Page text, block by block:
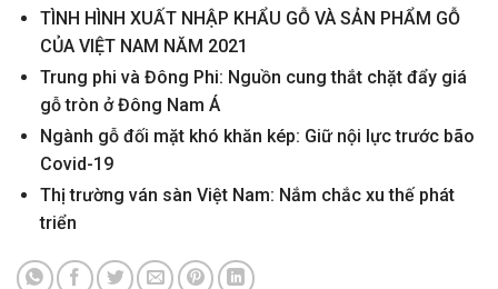
TÌNH HÌNH XUẤT NHẬP KHẨU GỖ VÀ SẢN PHẨM GỖ
CỦA VIỆT NAM NĂM 2021
Trung phi và Đông Phi: Nguồn cung thắt chặt đẩy giá
gỗ tròn ở Đông Nam Á
Ngành gỗ đối mặt khó khăn kép: Giữ nội lực trước bão
Covid-19
Thị trường ván sàn Việt Nam: Nắm chắc xu thế phát
triển